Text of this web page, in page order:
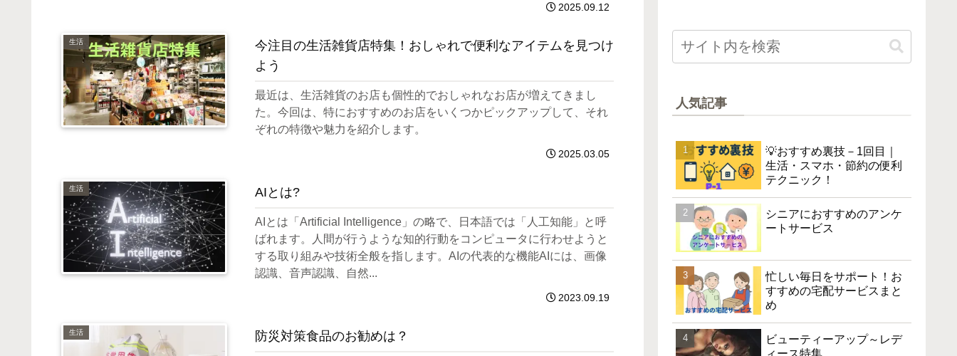
2025.09.12
生活
今注目の生活雑貨店特集！おしゃれで便利なアイテムを見つけ
よう
最近は、生活雑貨のお店も個性的でおしゃれなお店が増えてきまし
た。今回は、特におすすめのお店をいくつかピックアップして、それ
ぞれの特徴や魅力を紹介します。
2025.03.05
生活 AIとは?
AIとは「Artificial Intelligence」の略で、日本語では「人工知能」と呼
ばれます。人間が行うような知的行動をコンピュータに行わせようと
する取り組みや技術全般を指します。AIの代表的な機能AIには、画像
認識、音声認識、自然...
2023.09.19
生活 防災対策食品のお勧めは？
人気記事
💡おすすめ裏技－1回目｜
生活・スマホ・節約の便利
テクニック！
シニアにおすすめのアンケ
ートサービス
忙しい毎日をサポート！お
すすめの宅配サービスまと
め
ビューティーアップ～レデ